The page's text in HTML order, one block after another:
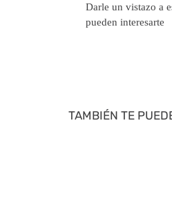
Darle un vistazo
que pueden
TAMBIÉN TE